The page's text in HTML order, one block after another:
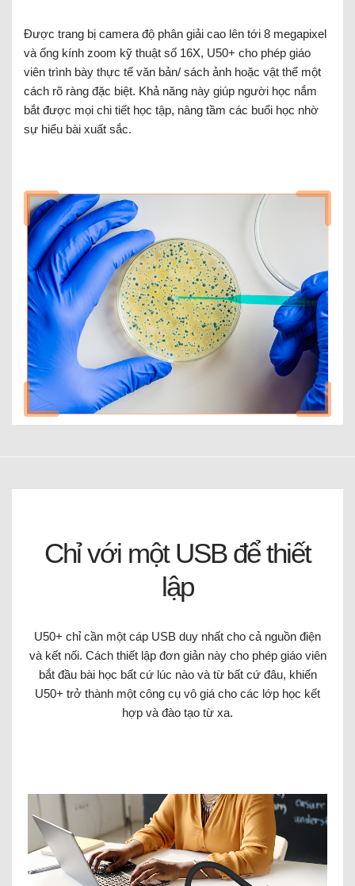
Được trang bị camera độ phân giải cao lên tới 8 megapixel
và ống kính zoom kỹ thuật số 16X, U50+ cho phép giáo
viên trình bày thực tế văn bản/ sách ảnh hoặc vật thể một
cách rõ ràng đặc biệt. Khả năng này giúp người học nắm
bắt được mọi chi tiết học tập, nâng tầm các buổi học nhờ
sự hiểu bài xuất sắc.
Chỉ với một USB để thiết
lập
U50+ chỉ cần một cáp USB duy nhất cho cả nguồn điện
và kết nối. Cách thiết lập đơn giản này cho phép giáo viên
bắt đầu bài học bất cứ lúc nào và từ bất cứ đâu, khiến
U50+ trở thành một công cụ vô giá cho các lớp học kết
hợp và đào tạo từ xa.